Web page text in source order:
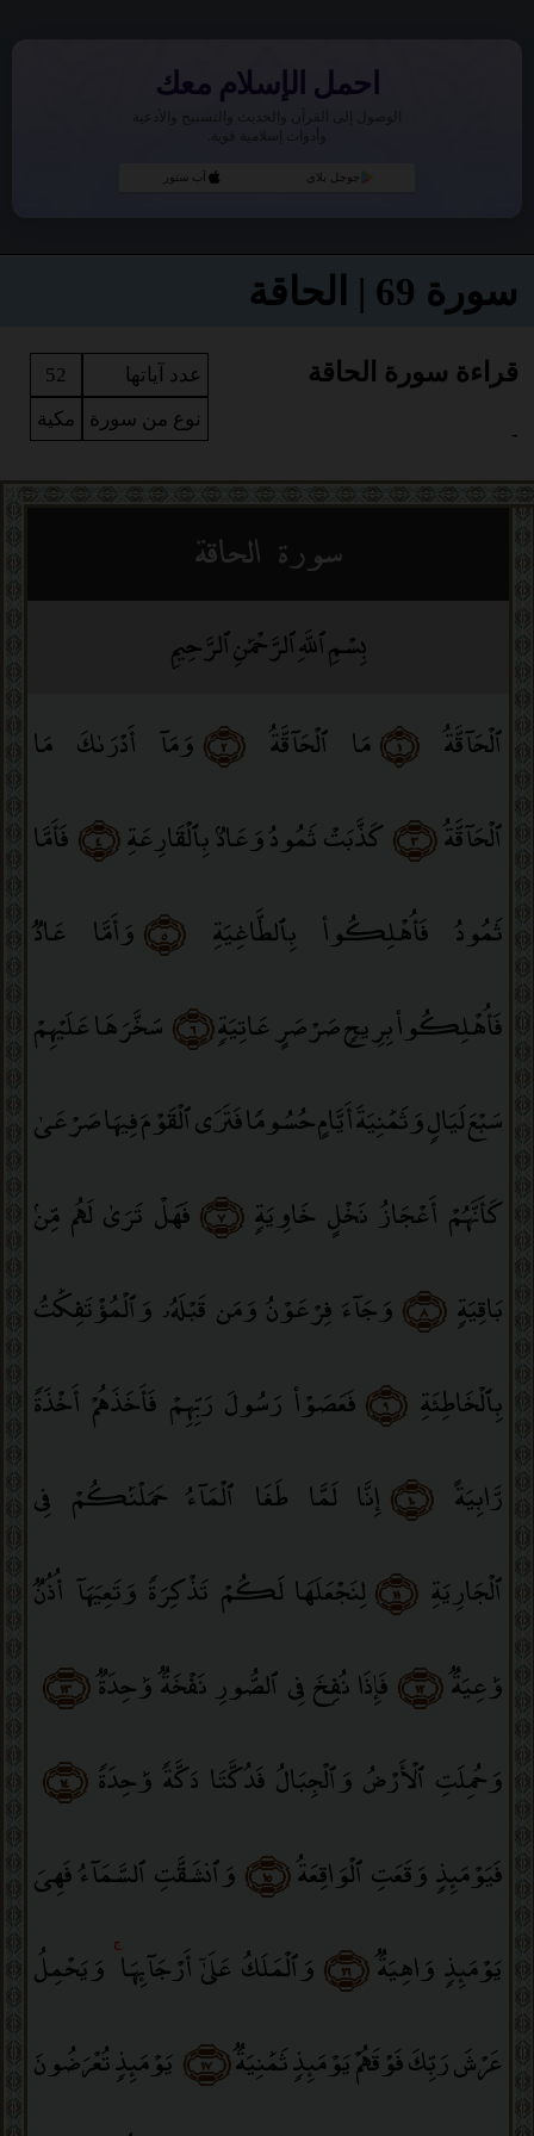
احمل الإسلام معك
الوصول إلى القرآن والحديث والتسبيح والأدعية
وأدوات إسلامية قوية.
جوجل بلاي آب ستور
سورة 69 | الحاقة
عدد آياتها
52
نوع من سورة
مكية
قراءة سورة الحاقة
-
سورة الحاقة
بِسْمِ ٱللَّهِ ٱلرَّحْمَٰنِ ٱلرَّحِيمِ
ٱلْحَآقَّةُ ﴿١﴾ مَا ٱلْحَآقَّةُ ﴿٢﴾ وَمَآ أَدْرَىٰكَ مَا
ٱلْحَآقَّةُ ﴿٣﴾ كَذَّبَتْ ثَمُودُ وَعَادٌۢ بِٱلْقَارِعَةِ ﴿٤﴾ فَأَمَّا
ثَمُودُ فَأُهْلِكُوا۟ بِٱلطَّاغِيَةِ ﴿٥﴾ وَأَمَّا عَادٌۭ
فَأُهْلِكُوا۟ بِرِيحٍۢ صَرْصَرٍ عَاتِيَةٍۢ ﴿٦﴾ سَخَّرَهَا عَلَيْهِمْ
سَبْعَ لَيَالٍۢ وَثَمَٰنِيَةَ أَيَّامٍ حُسُومًۭا فَتَرَى ٱلْقَوْمَ فِيهَا صَرْعَىٰ
كَأَنَّهُمْ أَعْجَازُ نَخْلٍ خَاوِيَةٍۢ ﴿٧﴾ فَهَلْ تَرَىٰ لَهُم مِّنۢ
بَاقِيَةٍۢ ﴿٨﴾ وَجَآءَ فِرْعَوْنُ وَمَن قَبْلَهُۥ وَٱلْمُؤْتَفِكَٰتُ
بِٱلْخَاطِئَةِ ﴿٩﴾ فَعَصَوْا۟ رَسُولَ رَبِّهِمْ فَأَخَذَهُمْ أَخْذَةًۭ
رَّابِيَةً ﴿١٠﴾ إِنَّا لَمَّا طَغَا ٱلْمَآءُ حَمَلْنَٰكُمْ فِى
ٱلْجَارِيَةِ ﴿١١﴾ لِنَجْعَلَهَا لَكُمْ تَذْكِرَةًۭ وَتَعِيَهَآ أُذُنٌۭ
وَٰعِيَةٌۭ ﴿١٢﴾ فَإِذَا نُفِخَ فِى ٱلصُّورِ نَفْخَةٌۭ وَٰحِدَةٌۭ ﴿١٣﴾
وَحُمِلَتِ ٱلْأَرْضُ وَٱلْجِبَالُ فَدُكَّتَا دَكَّةًۭ وَٰحِدَةًۭ ﴿١٤﴾
فَيَوْمَئِذٍۢ وَقَعَتِ ٱلْوَاقِعَةُ ﴿١٥﴾ وَٱنشَقَّتِ ٱلسَّمَآءُ فَهِىَ
يَوْمَئِذٍۢ وَاهِيَةٌۭ ﴿١٦﴾ وَٱلْمَلَكُ عَلَىٰٓ أَرْجَآئِهَاۚ وَيَحْمِلُ
عَرْشَ رَبِّكَ فَوْقَهُمْ يَوْمَئِذٍۢ ثَمَٰنِيَةٌۭ ﴿١٧﴾ يَوْمَئِذٍۢ تُعْرَضُونَ